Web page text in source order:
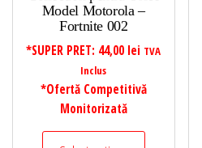
Model Motorola –
Fortnite 002
*SUPER PRET: 44,00 lei TVA
Inclus
*Ofertă Competitivă
Monitorizată